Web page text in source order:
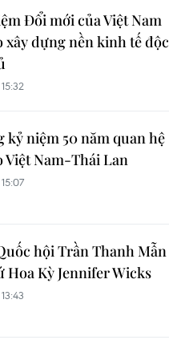
Đổi mới của Việt Nam
xây dựng nền kinh tế độc
kỷ niệm 50 năm quan hệ
Việt Nam-Thái Lan
hội Trần Thanh Mẫn
Hoa Kỳ Jennifer Wicks